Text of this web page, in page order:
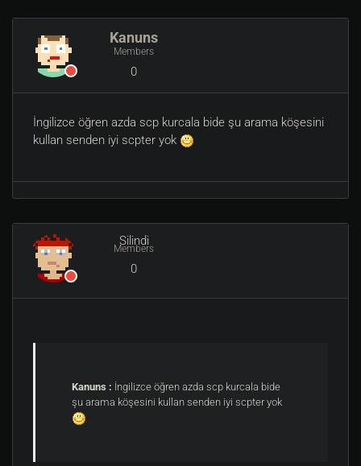
Kanuns
Members
0
İngilizce öğren azda scp kurcala bide şu arama köşesini
kullan senden iyi scpter yok
Silindi
Members
0
Kanuns : İngilizce öğren azda scp kurcala bide
şu arama köşesini kullan senden iyi scpter yok